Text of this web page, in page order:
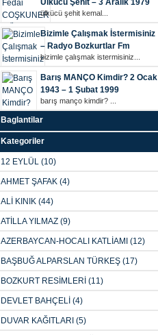
Ülkücü Şehit – 3 Aralık 1979
ülkücü şehi̇t kemal...
Bizimle Çalışmak İstermisiniz
– Radyo Bozkurtlar Fm
bizimle çalışmak i̇stermisiniz...
Barış MANÇO Kimdir? 2 Ocak
1943 – 1 Şubat 1999
bariş manço ki̇mdi̇r? ...
Baglantilar
Kategoriler
12 EYLÜL (10)
AHMET ŞAFAK (4)
ALİ KINIK (44)
ATİLLA YILMAZ (9)
AZERBAYCAN-HOCALI KATLİAMI (12)
BAŞBUĞ ALPARSLAN TÜRKEŞ (17)
BOZKURT RESİMLERİ (11)
DEVLET BAHÇELİ (4)
DUVAR KAĞITLARI (5)